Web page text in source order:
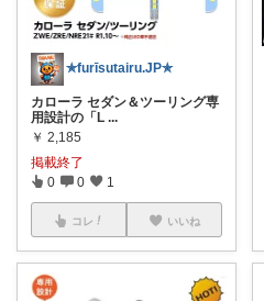
✯furīsutairu.JP✯
カローラ セダン＆ツーリング専
用設計の「L ...
￥ 2,185
掲載終了
0 0 1
コレ いいね